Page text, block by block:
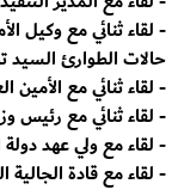
- لقاء ثنائي مع وكيل
حالات الطوارئ السيد
- لقاء ثنائي مع الأمين
- لقاء ثنائي مع رئيس
- لقاء مع ولي عهد
- لقاء مع قادة الجالية